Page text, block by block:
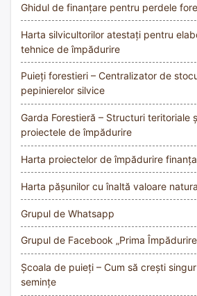
Ghidul de finanțare pentru perdele
Harta silvicultorilor atestați pentru
tehnice de împădurire
Puieți forestieri – Centralizator de
pepinierelor silvice
Garda Forestieră – Structuri teritoriale
proiectele de împădurire
Harta proiectelor de împădurire
Harta pășunilor cu înaltă valoare
Grupul de Whatsapp
Grupul de Facebook „Prima
Școala de puieți – Cum să crești
semințe